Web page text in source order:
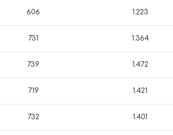
606 1.223
731 1.364
739 1.472
719 1.421
732 1.401